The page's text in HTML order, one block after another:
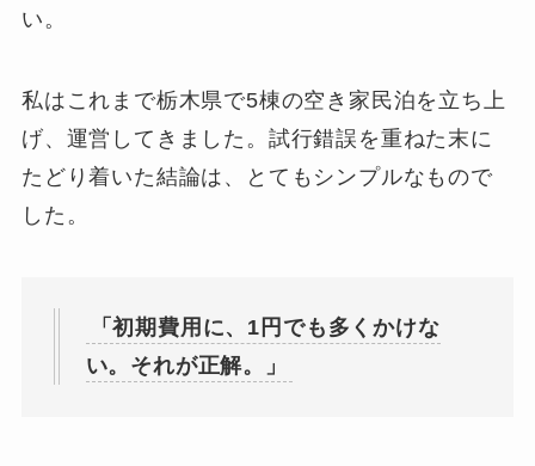
い。
私はこれまで栃木県で5棟の空き家民泊を立ち上
げ、運営してきました。試行錯誤を重ねた末に
たどり着いた結論は、とてもシンプルなもので
した。
「初期費用に、1円でも多くかけな
い。それが正解。」